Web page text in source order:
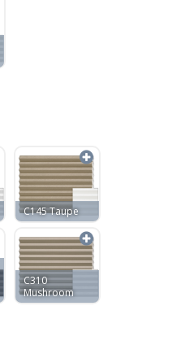
C145 Taupe
C310
Mushroom